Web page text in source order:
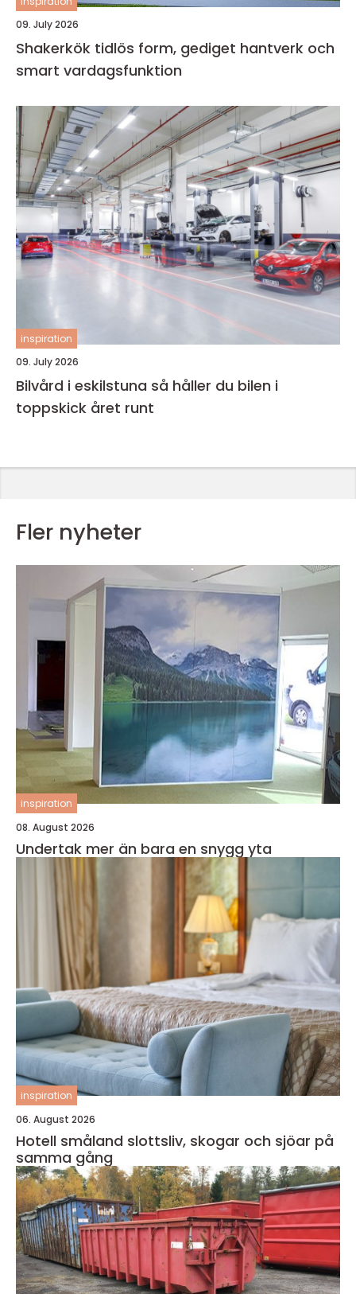
09. July 2026
Shakerkök tidlös form, gediget hantverk och
smart vardagsfunktion
inspiration
09. July 2026
Bilvård i eskilstuna så håller du bilen i
toppskick året runt
Fler nyheter
inspiration
08. August 2026
Undertak mer än bara en snygg yta
inspiration
06. August 2026
Hotell småland slottsliv, skogar och sjöar på
samma gång